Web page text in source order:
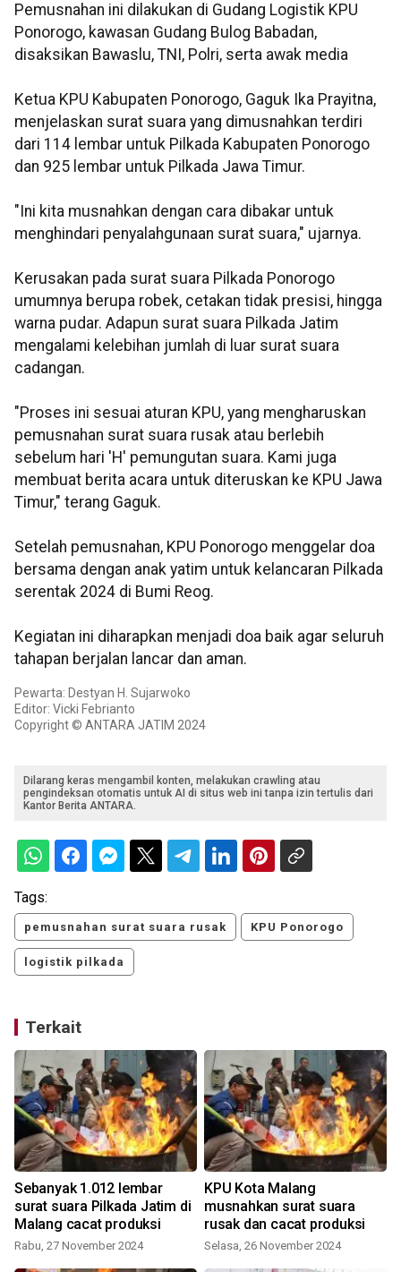
Pemusnahan ini dilakukan di Gudang Logistik KPU
Ponorogo, kawasan Gudang Bulog Babadan,
disaksikan Bawaslu, TNI, Polri, serta awak media
Ketua KPU Kabupaten Ponorogo, Gaguk Ika Prayitna,
menjelaskan surat suara yang dimusnahkan terdiri
dari 114 lembar untuk Pilkada Kabupaten Ponorogo
dan 925 lembar untuk Pilkada Jawa Timur.
"Ini kita musnahkan dengan cara dibakar untuk
menghindari penyalahgunaan surat suara," ujarnya.
Kerusakan pada surat suara Pilkada Ponorogo
umumnya berupa robek, cetakan tidak presisi, hingga
warna pudar. Adapun surat suara Pilkada Jatim
mengalami kelebihan jumlah di luar surat suara
cadangan.
"Proses ini sesuai aturan KPU, yang mengharuskan
pemusnahan surat suara rusak atau berlebih
sebelum hari 'H' pemungutan suara. Kami juga
membuat berita acara untuk diteruskan ke KPU Jawa
Timur," terang Gaguk.
Setelah pemusnahan, KPU Ponorogo menggelar doa
bersama dengan anak yatim untuk kelancaran Pilkada
serentak 2024 di Bumi Reog.
Kegiatan ini diharapkan menjadi doa baik agar seluruh
tahapan berjalan lancar dan aman.
Pewarta: Destyan H. Sujarwoko
Editor: Vicki Febrianto
Copyright © ANTARA JATIM 2024
Dilarang keras mengambil konten, melakukan crawling atau
pengindeksan otomatis untuk AI di situs web ini tanpa izin tertulis dari
Kantor Berita ANTARA.
Tags:
pemusnahan surat suara rusak KPU Ponorogo
logistik pilkada
Terkait
Sebanyak 1.012 lembar
surat suara Pilkada Jatim di
Malang cacat produksi
Rabu, 27 November 2024
KPU Kota Malang
musnahkan surat suara
rusak dan cacat produksi
Selasa, 26 November 2024